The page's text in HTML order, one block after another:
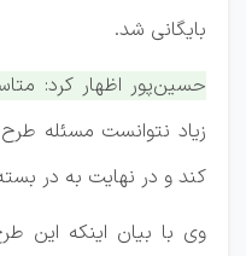
بایگانی شد.
حسین‌پور اظهار کرد:
زیاد نتوانست مسئله
کند و در نهایت به در
وی با بیان اینکه این